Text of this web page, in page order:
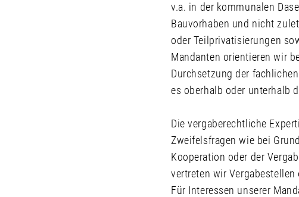
v.a. in der kommunalen
Bauvorhaben und nicht
oder Teilprivatisierungen
Mandanten orientieren wir
Durchsetzung der
es oberhalb oder unterhalb
Die vergaberechtliche
Zweifelsfragen wie bei
Kooperation oder der
vertreten wir
Für Interessen unserer